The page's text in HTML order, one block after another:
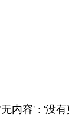
内容' : '没